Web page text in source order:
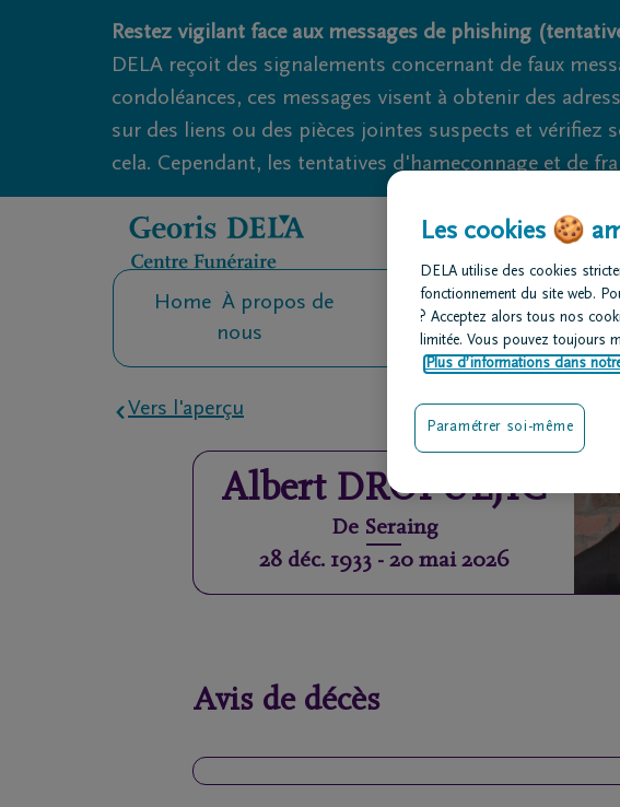
Obituaries.breadcrumbs.SkipLink
Restez vigilant face aux messages de phishing
DELA reçoit des signalements concernant de faux
condoléances, ces messages visent à obtenir des
sur des liens ou des pièces jointes suspects et
cela. Cependant, les tentatives d'hameçonnage et de
Home À propos de
nous
Contact Organiser des
funérailles
Vers l'aperçu
Albert DROPULJIC
De Seraing
28 déc. 1933- 20 mai 2026
Avis de décès
Les cookies 🍪
DELA utilise des cookies
fonctionnement du site web.
? Acceptez alors tous nos
limitée. Vous pouvez toujours
Plus d’informations dans
Paramétrer soi-même